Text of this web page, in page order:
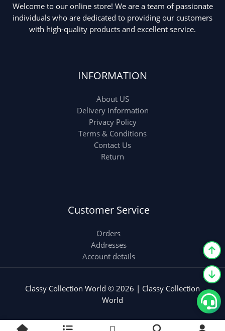
Welcome to our online store! We are a team of passionate
individuals who are dedicated to providing our customers
with high-quality products and excellent service.
INFORMATION
About US
Delivery Information
Privacy Policy
Terms & Conditions
Contact Us
Return
Customer Service
Orders
Addresses
Account details
Classy Collection World © 2026 | Classy Collection
World